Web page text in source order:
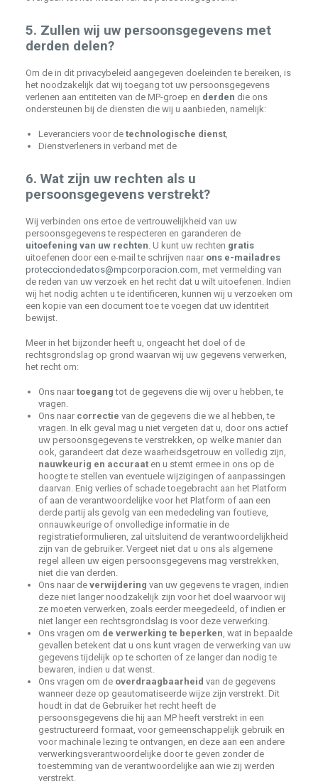
5. Zullen wij uw persoonsgegevens met
derden delen?
Om de in dit privacybeleid aangegeven doeleinden te bereiken, is
het noodzakelijk dat wij toegang tot uw persoonsgegevens
verlenen aan entiteiten van de MP-groep en derden die ons
ondersteunen bij de diensten die wij u aanbieden, namelijk:
Leveranciers voor de technologische dienst,
Dienstverleners in verband met de
6. Wat zijn uw rechten als u
persoonsgegevens verstrekt?
Wij verbinden ons ertoe de vertrouwelijkheid van uw
persoonsgegevens te respecteren en garanderen de
uitoefening van uw rechten. U kunt uw rechten gratis
uitoefenen door een e-mail te schrijven naar ons e-mailadres
protecciondedatos@mpcorporacion.com, met vermelding van
de reden van uw verzoek en het recht dat u wilt uitoefenen. Indien
wij het nodig achten u te identificeren, kunnen wij u verzoeken om
een kopie van een document toe te voegen dat uw identiteit
bewijst.
Meer in het bijzonder heeft u, ongeacht het doel of de
rechtsgrondslag op grond waarvan wij uw gegevens verwerken,
het recht om:
Ons naar toegang tot de gegevens die wij over u hebben, te
vragen.
Ons naar correctie van de gegevens die we al hebben, te
vragen. In elk geval mag u niet vergeten dat u, door ons actief
uw persoonsgegevens te verstrekken, op welke manier dan
ook, garandeert dat deze waarheidsgetrouw en volledig zijn,
nauwkeurig en accuraat en u stemt ermee in ons op de
hoogte te stellen van eventuele wijzigingen of aanpassingen
daarvan. Enig verlies of schade toegebracht aan het Platform
of aan de verantwoordelijke voor het Platform of aan een
derde partij als gevolg van een mededeling van foutieve,
onnauwkeurige of onvolledige informatie in de
registratieformulieren, zal uitsluitend de verantwoordelijkheid
zijn van de gebruiker. Vergeet niet dat u ons als algemene
regel alleen uw eigen persoonsgegevens mag verstrekken,
niet die van derden.
Ons naar de verwijdering van uw gegevens te vragen, indien
deze niet langer noodzakelijk zijn voor het doel waarvoor wij
ze moeten verwerken, zoals eerder meegedeeld, of indien er
niet langer een rechtsgrondslag is voor deze verwerking.
Ons vragen om de verwerking te beperken, wat in bepaalde
gevallen betekent dat u ons kunt vragen de verwerking van uw
gegevens tijdelijk op te schorten of ze langer dan nodig te
bewaren, indien u dat wenst.
Ons vragen om de overdraagbaarheid van de gegevens
wanneer deze op geautomatiseerde wijze zijn verstrekt. Dit
houdt in dat de Gebruiker het recht heeft de
persoonsgegevens die hij aan MP heeft verstrekt in een
gestructureerd formaat, voor gemeenschappelijk gebruik en
voor machinale lezing te ontvangen, en deze aan een andere
verwerkingsverantwoordelijke door te geven zonder de
toestemming van de verantwoordelijke aan wie zij werden
verstrekt.